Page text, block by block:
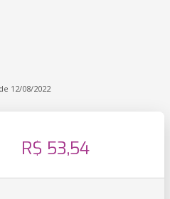
12/08/2022
R$ 53,54